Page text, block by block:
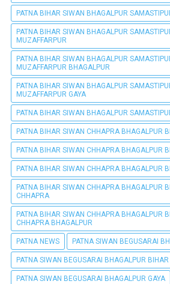
PATNA BIHAR SIWAN BHAGALPUR
PATNA BIHAR SIWAN BHAGALPUR
MUZAFFARPUR
PATNA BIHAR SIWAN BHAGALPUR
MUZAFFARPUR BHAGALPUR
PATNA BIHAR SIWAN BHAGALPUR
MUZAFFARPUR GAYA
PATNA BIHAR SIWAN BHAGALPUR
PATNA BIHAR SIWAN CHHAPRA BHAGALPUR
PATNA BIHAR SIWAN CHHAPRA BHAGALPUR
PATNA BIHAR SIWAN CHHAPRA BHAGALPUR
PATNA BIHAR SIWAN CHHAPRA BHAGALPUR
CHHAPRA
PATNA BIHAR SIWAN CHHAPRA BHAGALPUR
CHHAPRA BHAGALPUR
PATNA NEWS PATNA SIWAN BEGUSARAI
PATNA SIWAN BEGUSARAI BHAGALPUR BIHAR
PATNA SIWAN BEGUSARAI BHAGALPUR GAYA